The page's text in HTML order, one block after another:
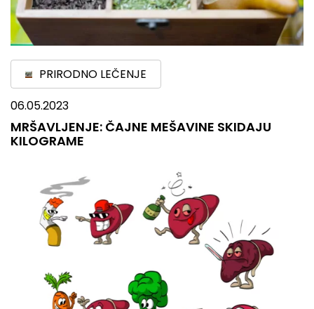
PRIRODNO LEČENJE
06.05.2023
MRŠAVLJENJE: ČAJNE MEŠAVINE SKIDAJU
KILOGRAME